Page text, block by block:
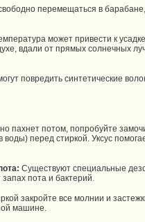
перемещаться в
может привести к
вдали от прямых солнечных
повредить синтетические
пахнет потом, попробуйте
воды) перед стиркой. Уксус
Существуют специальные
пота и бактерий.
закройте все молнии и
машине.